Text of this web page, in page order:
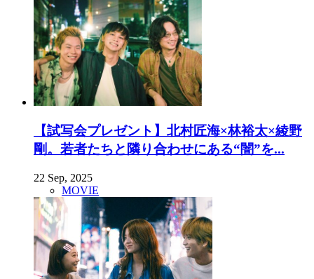
【試写会プレゼント】北村匠海×林裕太×綾野
剛。若者たちと隣り合わせにある“闇”を...
22 Sep, 2025
MOVIE